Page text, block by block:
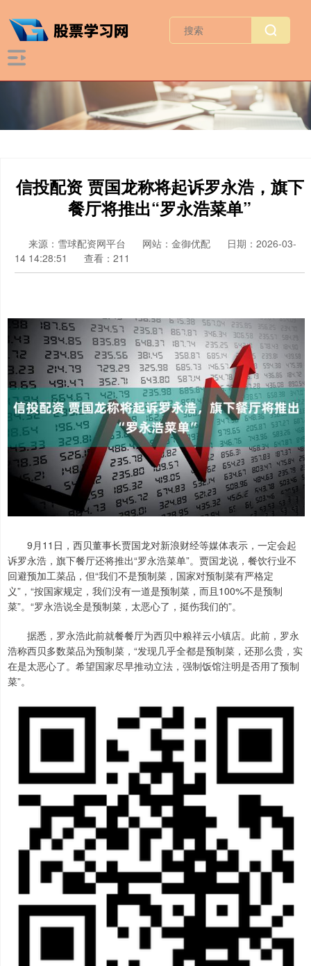
信投配资 贾国龙称将起诉罗永浩，旗下
餐厅将推出“罗永浩菜单”
来源：雪球配资网平台 网站：金御优配
日期：2026-03-
14 14:28:51
查看：211
9月11日，西贝董事长贾国龙对新浪财经等媒体表示，一定会起
诉罗永浩，旗下餐厅还将推出“罗永浩菜单”。贾国龙说，餐饮行业不
回避预加工菜品，但“我们不是预制菜，国家对预制菜有严格定
义”，“按国家规定，我们没有一道是预制菜，而且100%不是预制
菜”。“罗永浩说全是预制菜，太恶心了，挺伤我们的”。
据悉，罗永浩此前就餐餐厅为西贝中粮祥云小镇店。此前，罗永
浩称西贝多数菜品为预制菜，“发现几乎全都是预制菜，还那么贵，实
在是太恶心了。希望国家尽早推动立法，强制饭馆注明是否用了预制
菜”。